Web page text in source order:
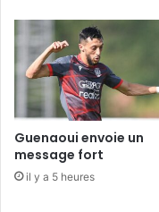
Guenaoui envoie un
message fort
il y a 5 heures